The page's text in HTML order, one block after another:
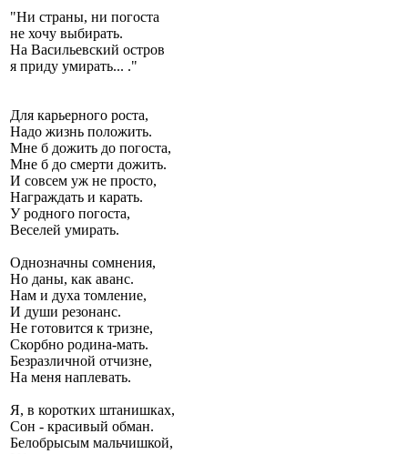
"Ни страны, ни погоста
не хочу выбирать.
На Васильевский остров
я приду умирать... ."
Для карьерного роста,
Надо жизнь положить.
Мне б дожить до погоста,
Мне б до смерти дожить.
И совсем уж не просто,
Награждать и карать.
У родного погоста,
Веселей умирать.
Однозначны сомнения,
Но даны, как аванс.
Нам и духа томление,
И души резонанс.
Не готовится к тризне,
Скорбно родина-мать.
Безразличной отчизне,
На меня наплевать.
Я, в коротких штанишках,
Сон - красивый обман.
Белобрысым мальчишкой,